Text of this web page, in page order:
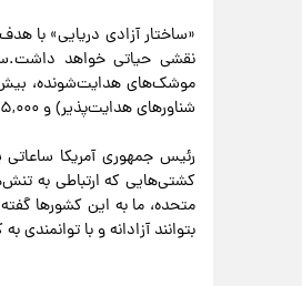
«ساختار آزادی دریایی» با
نقشی حیاتی خواهد
شناورهای هدایت‌پذیر) و ۱۵,۰۰۰ نیروی نظامی خواهد بود.
رئیس جمهوری آمریکا
کشتی‌هایی که ارتباطی به
متحده، ما به این کشورها
بتوانند آزادانه و با